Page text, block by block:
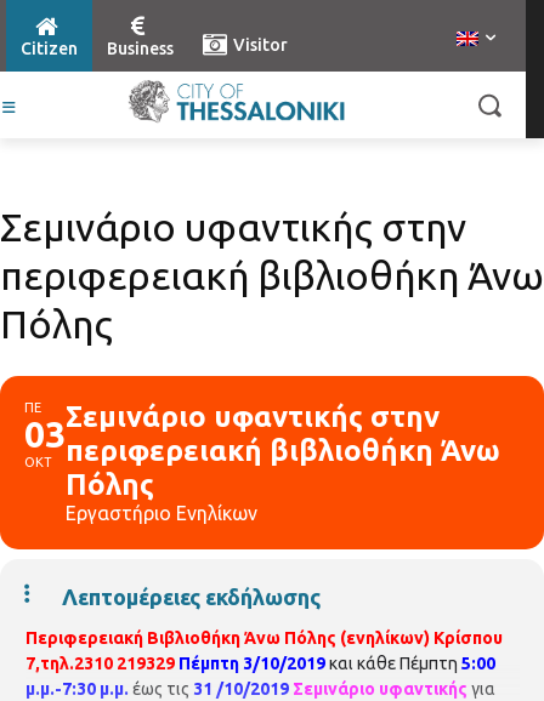
Citizen Business Visitor
Σεμινάριο υφαντικής στην
περιφερειακή βιβλιοθήκη Άνω
Πόλης
ΠΕ
03
ΟΚΤ
Σεμινάριο υφαντικής στην
περιφερειακή βιβλιοθήκη Άνω
Πόλης
Εργαστήριο Ενηλίκων
Λεπτομέρειες εκδήλωσης
Περιφερειακή Βιβλιοθήκη Άνω Πόλης (ενηλίκων) Κρίσπου
7,τηλ.2310 219329 Πέμπτη 3/10/2019και κάθε Πέμπτη 5:00
μ.μ.-7:30 μ.μ. έως τις 31 /10/2019 Σεμινάριο υφαντικής για